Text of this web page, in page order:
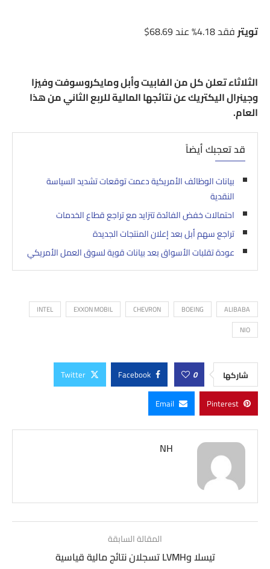
تويترفقد 4.18% عند 68.69$
الثلاثاء تعلن كل من الفابيت وأبل ومايكروسوفت وفيزا
وجينرال اليكتريك عن نتائجها المالية للربع الثاني من هذا
العام.
قد تعجبك أيضاً
بيانات الوظائف الأمريكية دعمت توقعات تشديد السياسة
النقدية
احتمالات خفض الفائدة تتزايد مع تراجع قطاع الخدمات
تراجع سهم أبل بعد إعلان المنتجات الجديدة
عودة تقلبات الأسواق بعد بيانات قوية لسوق العمل الأمريكي
ALIBABA
BOEING
CHEVRON
EXXON MOBIL
INTEL
NIO
شاركها 0
Facebook
Twitter
Pinterest
Email
NH
المقالة السابقة
تيسلا وLVMH تسجلان نتائج مالية قياسية